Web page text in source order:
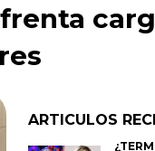
ARTICULOS